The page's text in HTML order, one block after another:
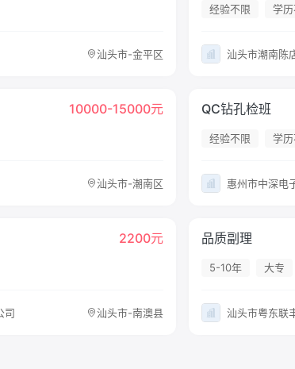
汕头市-金平区
经验不限 学
汕头市潮南陈
10000-15000元
汕头市-潮南区
QC钻孔检班
经验不限 学
惠州市中深电
2200元
司 汕头市-南澳县
品质副理
5-10年 大专
汕头市粤东联